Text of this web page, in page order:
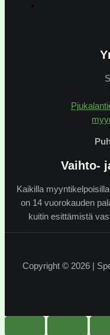
Vaihto-
Kaikilla
on 14 vuorokauden
kuitin esittämistä
Copyright © 2026 |